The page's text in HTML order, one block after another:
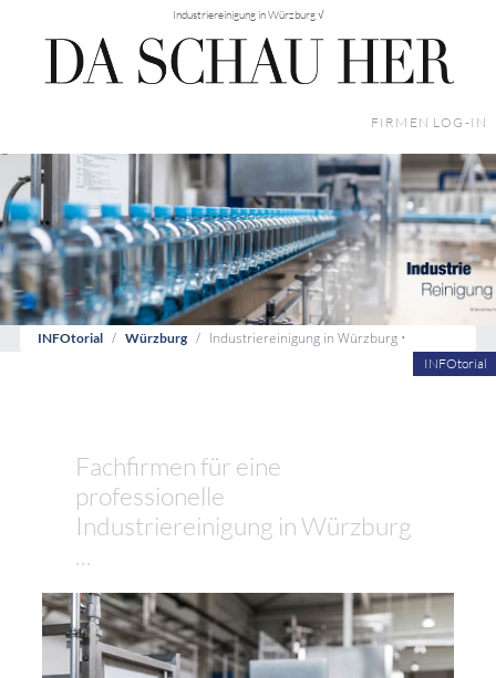
Industriereinigung in Würzburg √
FIRMEN LOG-IN
INFOtorial Würzburg
Industriereinigung in Würzburg •
INFOtorial
Fachfirmen für eine
professionelle
Industriereinigung in Würzburg
...